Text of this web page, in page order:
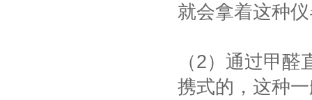
就会拿着这种
（2）通过甲
携式的，这种